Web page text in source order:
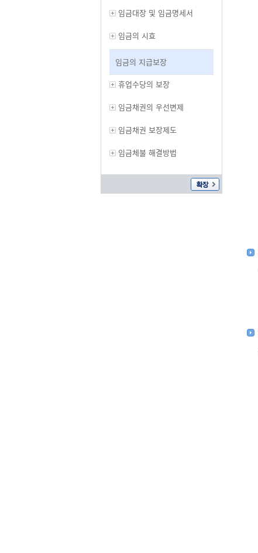
임금대장 및 임금명세서
임금의 시효
임금의 지급보장
휴업수당의 보장
임금채권의 우선변제
임금채권 보장제도
임금체불 해결방법